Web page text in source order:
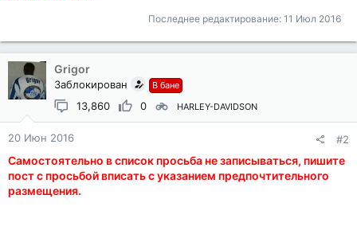
Последнее редактирование: 11 Июл 2016
Grigor
Заблокирован В бане
13,860 0 HARLEY-DAVIDSON
20 Июн 2016 #2
Самостоятельно в список просьба не записываться, пишите
пост с просьбой вписать с указанием предпочтительного
размещения.